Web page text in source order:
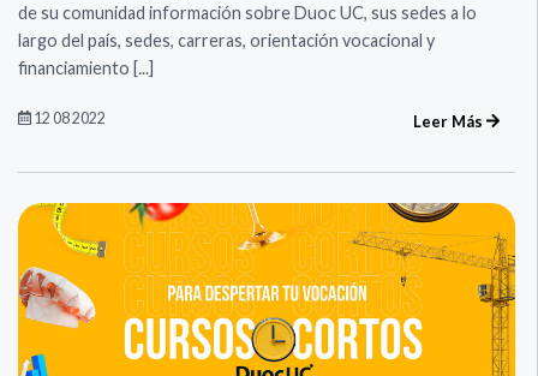
de su comunidad información sobre Duoc UC, sus sedes a lo
largo del país, sedes, carreras, orientación vocacional y
financiamiento [...]​​
12 08 2022 Leer Más